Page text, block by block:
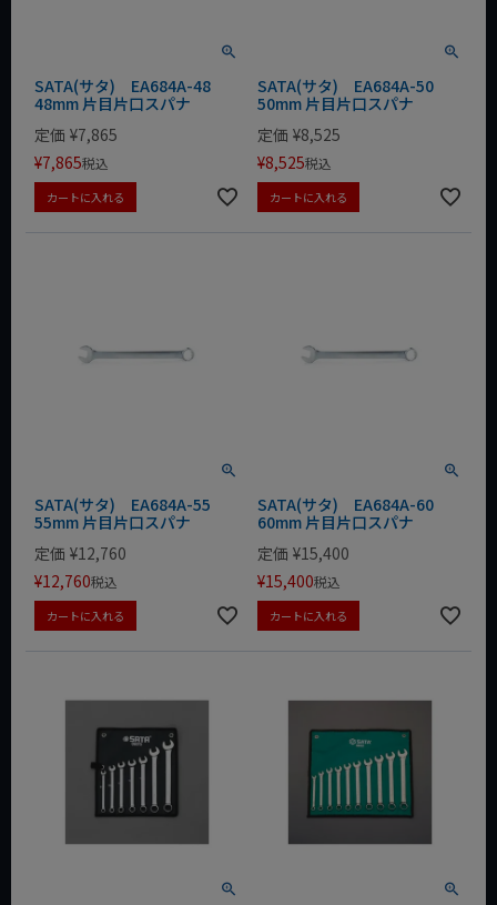
SATA(サタ) EA684A-48
48mm 片目片口スパナ
定価 ¥7,865
¥7,865税込
カートに入れる
SATA(サタ) EA684A-50
50mm 片目片口スパナ
定価 ¥8,525
¥8,525税込
カートに入れる
SATA(サタ) EA684A-55
55mm 片目片口スパナ
定価 ¥12,760
¥12,760税込
カートに入れる
SATA(サタ) EA684A-60
60mm 片目片口スパナ
定価 ¥15,400
¥15,400税込
カートに入れる